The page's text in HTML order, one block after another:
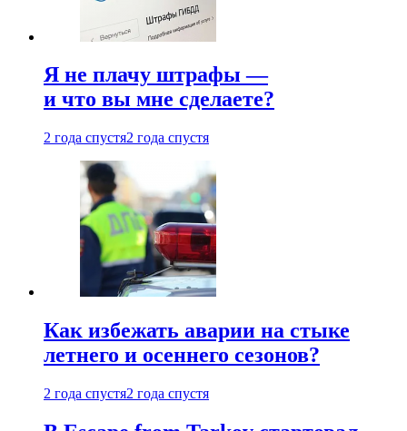
Я не плачу штрафы —
и что вы мне сделаете?
2 года спустя2 года спустя
Как избежать аварии на стыке
летнего и осеннего сезонов?
2 года спустя2 года спустя